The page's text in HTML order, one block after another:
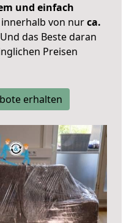
und einfach
innerhalb von nurca.
das Beste daran
Preisen
erhalten